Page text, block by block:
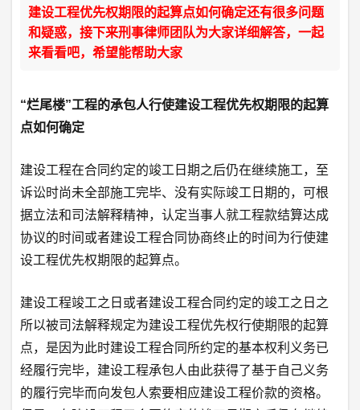
建设工程优先权期限的起算点如何确定还有很多问题
和疑惑，接下来刑事律师团队为大家详细解答，一起
来看看吧，希望能帮助大家
“烂尾楼”工程的承包人行使建设工程优先权期限的起算
点如何确定
建设工程在合同约定的竣工日期之后仍在继续施工，至
诉讼时尚未全部施工完毕、没有实际竣工日期的，可根
据立法和司法解释精神，认定当事人就工程款结算达成
协议的时间或者建设工程合同协商终止的时间为行使建
设工程优先权期限的起算点。
建设工程竣工之日或者建设工程合同约定的竣工之日之
所以被司法解释规定为建设工程优先权行使期限的起算
点，是因为此时建设工程合同所约定的基本权利义务已
经履行完毕，建设工程承包人由此获得了基于自己义务
的履行完毕而向发包人索要相应建设工程价款的资格。